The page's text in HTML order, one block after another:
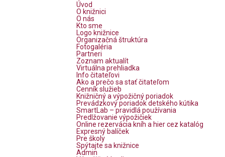
Úvod
O knižnici
O nás
Kto sme
Logo knižnice
Organizačná štruktúra
Fotogaléria
Partneri
Zoznam aktualít
Virtuálna prehliadka
Info čitateľovi
Ako a prečo sa stať čitateľom
Cenník služieb
Knižničný a výpožičný poriadok
Prevádzkový poriadok detského kútika
SmartLab – pravidlá používania
Predlžovanie výpožičiek
Online rezervácia kníh a hier cez katalóg
Expresný balíček
Pre školy
Spýtajte sa knižnice
Admin